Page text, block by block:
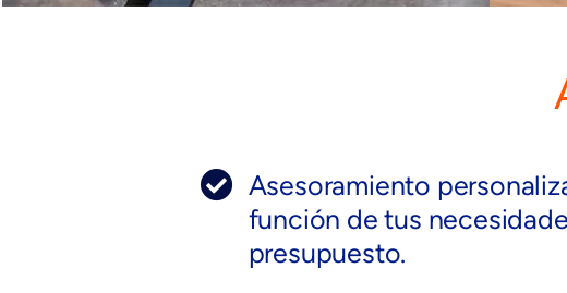
Asesoramiento
función de tus
presupuesto.